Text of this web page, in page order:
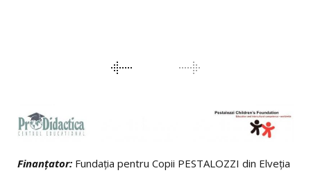
PORTFOLIO
NAVIGATION
Finanțator: Fundația pentru Copii PESTALOZZI din Elveția